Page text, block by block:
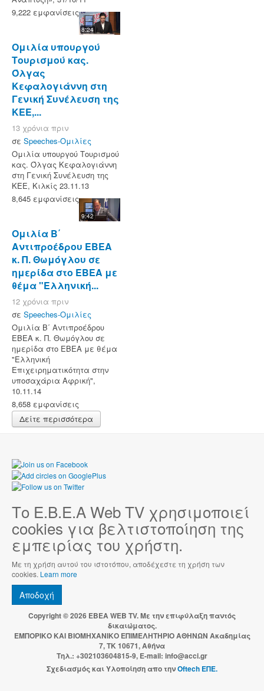
9,222 εμφανίσεις
8:24
Ομιλία υπουργού
Τουρισμού κας.
Όλγας
Κεφαλογιάννη στη
Γενική Συνέλευση της
ΚΕΕ,...
13 χρόνια πριν
σε Speeches-Ομιλίες
Ομιλία υπουργού Τουρισμού
κας. Όλγας Κεφαλογιάννη
στη Γενική Συνέλευση της
ΚΕΕ, Κιλκίς 23.11.13
8,645 εμφανίσεις
9:42
Ομιλία Β΄
Αντιπροέδρου ΕΒΕΑ
κ. Π. Θωμόγλου σε
ημερίδα στο ΕΒΕΑ με
θέμα "Ελληνική...
12 χρόνια πριν
σε Speeches-Ομιλίες
Ομιλία Β΄ Αντιπροέδρου
ΕΒΕΑ κ. Π. Θωμόγλου σε
ημερίδα στο ΕΒΕΑ με θέμα
"Ελληνική
Επιχειρηματικότητα στην
υποσαχάρια Αφρική",
10.11.14
8,658 εμφανίσεις
Δείτε περισσότερα
Το Ε.Β.Ε.Α Web TV χρησιμοποιεί
cookies για βελτιστοποίηση της
εμπειρίας του χρήστη.
Με τη χρήση αυτού του ιστοτόπου, αποδέχεστε τη χρήση των
cookies. Learn more
Αποδοχή
Copyright © 2026 EBEA WEB TV. Με την επιφύλαξη παντός
δικαιώματος.
ΕΜΠΟΡΙΚΟ ΚΑΙ ΒΙΟΜΗΧΑΝΙΚΟ ΕΠΙΜΕΛΗΤΗΡΙΟ ΑΘΗΝΩΝ Ακαδημίας
7, ΤΚ 10671, Αθήνα
Τηλ.: +302103604815-9, E-mail: info@acci.gr
Σχεδιασμός και Υλοποίηση απο τηνOftech ΕΠΕ.